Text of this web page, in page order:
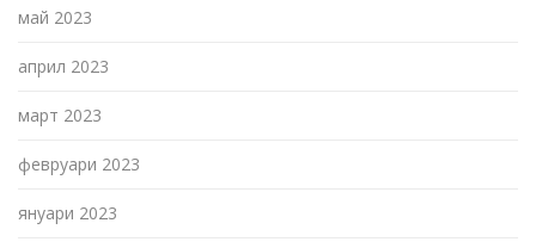
май 2023
април 2023
март 2023
февруари 2023
януари 2023